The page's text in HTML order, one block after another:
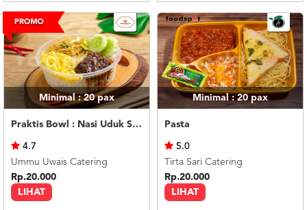
Minimal : 20pax
Praktis Bowl : Nasi Uduk Semur Daging
LIHAT
4.7
Ummu Uwais Catering
Rp.20.000
Minimal : 20 pax
Pasta
LIHAT
5.0
Tirta Sari Catering
Rp.20.000